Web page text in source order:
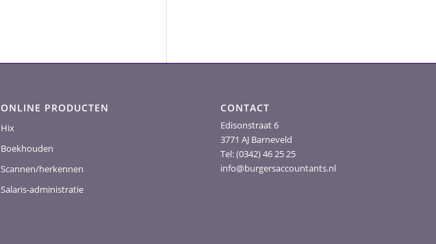
ONLINE PRODUCTEN
Hix
Boekhouden
Scannen/herkennen
Salaris-administratie
CONTACT
Edisonstraat 6
3771 AJ Barneveld
Tel: (0342) 46 25 25
info@burgersaccountants.nl